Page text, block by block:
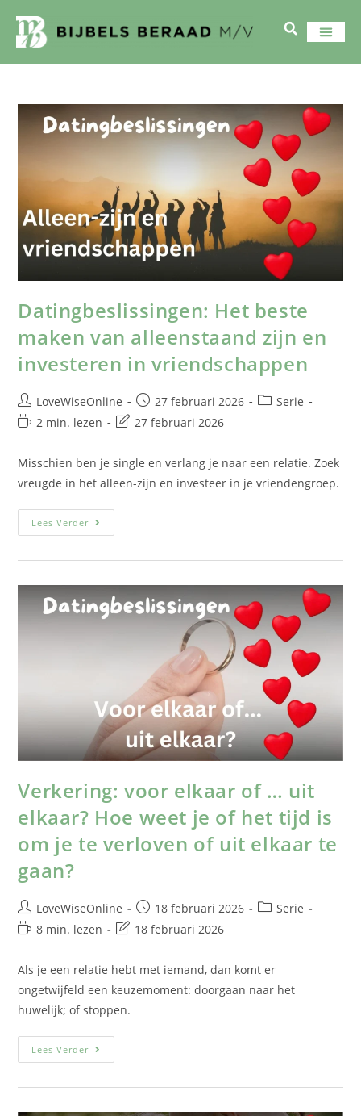
Datingbeslissingen: Het beste
maken van alleenstaand zijn en
investeren in vriendschappen
LoveWiseOnline 27 februari 2026
Serie
2 min. lezen
27 februari 2026
Misschien ben je single en verlang je naar een relatie. Zoek
vreugde in het alleen-zijn en investeer in je vriendengroep.
Lees Verder
Verkering: voor elkaar of … uit
elkaar? Hoe weet je of het tijd is
om je te verloven of uit elkaar te
gaan?
LoveWiseOnline 18 februari 2026
Serie
8 min. lezen
18 februari 2026
Als je een relatie hebt met iemand, dan komt er
ongetwijfeld een keuzemoment: doorgaan naar het
huwelijk; of stoppen.
Lees Verder